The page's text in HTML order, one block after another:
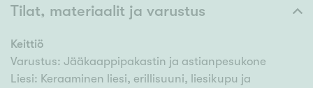
Tilat, materiaalit ja varustus
Keittiö
Varustus: Jääkaappipakastin ja astianpesukone
Liesi: Keraaminen liesi, erillisuuni, liesikupu ja